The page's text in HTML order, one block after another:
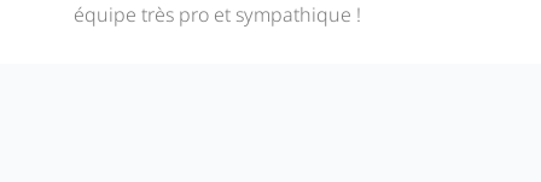
équipe très pro et sympathique !